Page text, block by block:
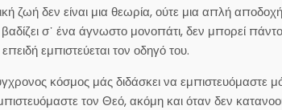
ζωή δεν είναι μια θεωρία, ούτε μια απλή
σ᾽ ένα άγνωστο μονοπάτι, δεν μπορεί
εμπιστεύεται τον οδηγό του.
κόσμος μάς διδάσκει να
τον Θεό, ακόμη και όταν δεν